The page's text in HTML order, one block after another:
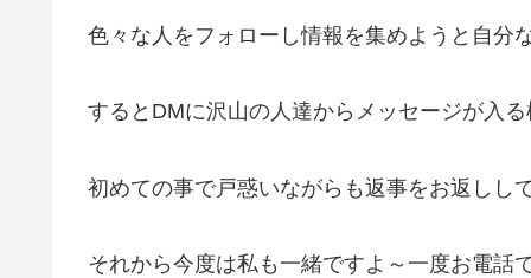
色々な人をフォローし情報を集めようと自分
するとDMに沢山の人達からメッセージが入
初めての事で戸惑いながらも返事をお返しし
それから今度は私も一緒ですよ～一度お電話